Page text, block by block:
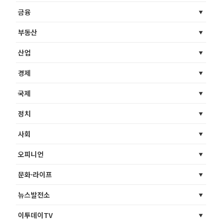
금융
부동산
산업
경제
국제
정치
사회
오피니언
문화·라이프
뉴스발전소
이투데이TV